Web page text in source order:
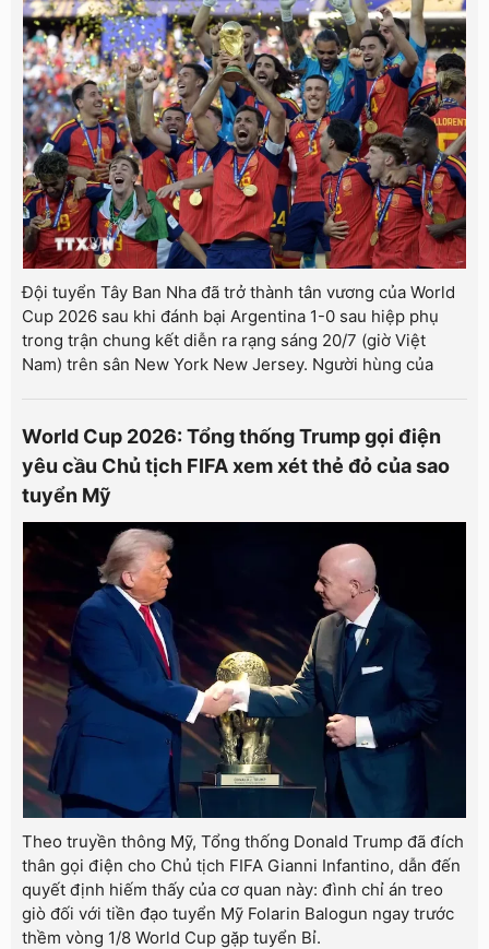
Đội tuyển Tây Ban Nha đã trở thành tân vương của World
Cup 2026 sau khi đánh bại Argentina 1-0 sau hiệp phụ
trong trận chung kết diễn ra rạng sáng 20/7 (giờ Việt
Nam) trên sân New York New Jersey. Người hùng của
World Cup 2026: Tổng thống Trump gọi điện
yêu cầu Chủ tịch FIFA xem xét thẻ đỏ của sao
tuyển Mỹ
Theo truyền thông Mỹ, Tổng thống Donald Trump đã đích
thân gọi điện cho Chủ tịch FIFA Gianni Infantino, dẫn đến
quyết định hiếm thấy của cơ quan này: đình chỉ án treo
giò đối với tiền đạo tuyển Mỹ Folarin Balogun ngay trước
thềm vòng 1/8 World Cup gặp tuyển Bỉ.